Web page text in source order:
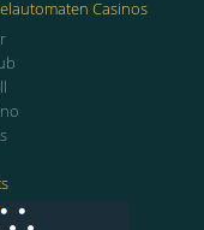
Casinos